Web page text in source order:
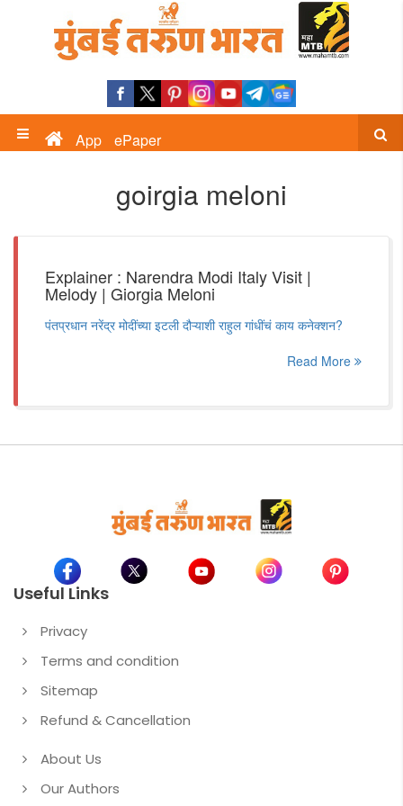
App ePaper
goirgia meloni
Explainer : Narendra Modi Italy Visit |
Melody | Giorgia Meloni
पंतप्रधान नरेंद्र मोदींच्या इटली दौऱ्याशी राहुल गांधींचं काय कनेक्शन?
Read More
Useful Links
Privacy
Terms and condition
Sitemap
Refund & Cancellation
About Us
Our Authors